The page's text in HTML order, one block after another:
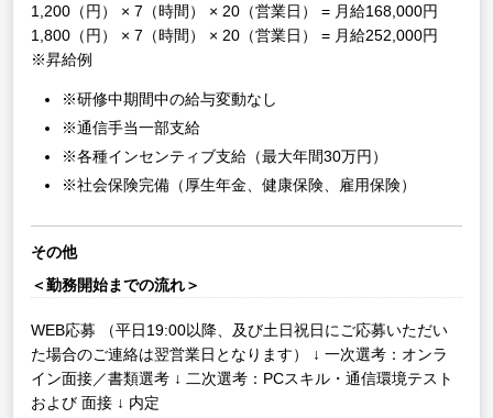
1,200（円） × 7（時間） × 20（営業日） = 月給168,000円
1,800（円） × 7（時間） × 20（営業日） = 月給252,000円
※昇給例
※研修中期間中の給与変動なし
※通信手当一部支給
※各種インセンティブ支給（最大年間30万円）
※社会保険完備（厚生年金、健康保険、雇用保険）
その他
＜勤務開始までの流れ＞
WEB応募 （平日19:00以降、及び土日祝日にご応募いただい
た場合のご連絡は翌営業日となります）
↓ 一次選考：オンラ
イン面接／書類選考 ↓ 二次選考：PCスキル・通信環境テスト
および 面接 ↓ 内定